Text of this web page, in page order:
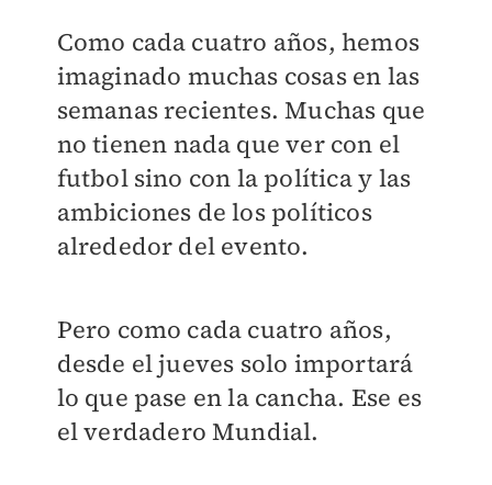
Como cada cuatro años, hemos
imaginado muchas cosas en las
semanas recientes. Muchas que
no tienen nada que ver con el
futbol sino con la política y las
ambiciones de los políticos
alrededor del evento.
Pero como cada cuatro años,
desde el jueves solo importará
lo que pase en la cancha. Ese es
el verdadero Mundial.